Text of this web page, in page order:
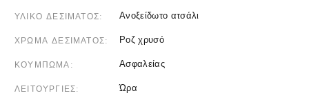
ΥΛΙΚΌ ΔΕΣΊΜΑΤΟΣ Ανοξείδωτο ατσάλι
ΧΡΏΜΑ ΔΕΣΊΜΑΤΟΣ Ροζ χρυσό
ΚΟΎΜΠΩΜΑ Ασφαλείας
ΛΕΙΤΟΥΡΓΊΕΣ Ώρα